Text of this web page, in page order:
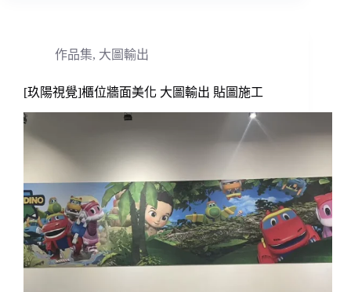
作品集, 大圖輸出
[玖陽視覺]櫃位牆面美化 大圖輸出 貼圖施工